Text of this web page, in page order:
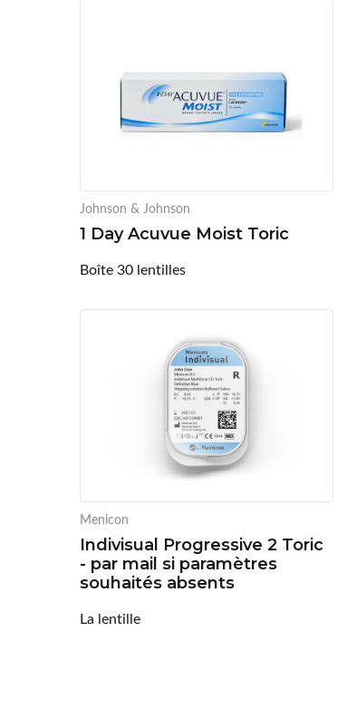
Johnson & Johnson
1 Day Acuvue Moist Toric
Boîte 30 lentilles
Menicon
Indivisual Progressive 2 Toric
- par mail si paramètres
souhaités absents
La lentille